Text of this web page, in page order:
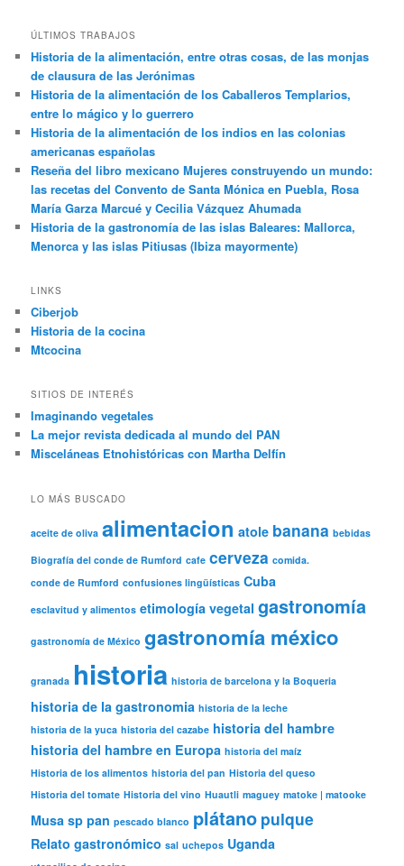
ÚLTIMOS TRABAJOS
Historia de la alimentación, entre otras cosas, de las monjas
de clausura de las Jerónimas
Historia de la alimentación de los Caballeros Templarios,
entre lo mágico y lo guerrero
Historia de la alimentación de los indios en las colonias
americanas españolas
Reseña del libro mexicano Mujeres construyendo un mundo:
las recetas del Convento de Santa Mónica en Puebla, Rosa
María Garza Marcué y Cecilia Vázquez Ahumada
Historia de la gastronomía de las islas Baleares: Mallorca,
Menorca y las islas Pitiusas (Ibiza mayormente)
LINKS
Ciberjob
Historia de la cocina
Mtcocina
SITIOS DE INTERÉS
Imaginando vegetales
La mejor revista dedicada al mundo del PAN
Misceláneas Etnohistóricas con Martha Delfín
LO MÁS BUSCADO
aceite de oliva alimentacion atole banana bebidas
Biografía del conde de Rumford cafe cerveza comida.
conde de Rumford confusiones lingüísticas Cuba
esclavitud y alimentos etimología vegetal gastronomía
gastronomía de México gastronomía méxico
granada historia historia de barcelona y la Boqueria
historia de la gastronomia historia de la leche
historia de la yuca historia del cazabe historia del hambre
historia del hambre en Europa historia del maíz
Historia de los alimentos historia del pan Historia del queso
Historia del tomate Historia del vino Huautli maguey matoke | matooke
Musa sp pan pescado blanco plátano pulque
Relato gastronómico sal uchepos Uganda